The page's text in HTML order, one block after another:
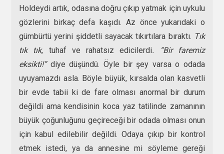
Holdeydi artık, odasına doğru çıkıp yatmak için uykulu
gözlerini birkaç defa kaşıdı. Az önce yukarıdaki o
gümbürtü yerini şiddetli sayacak tıkırtılara bıraktı. Tık
tık tık, tuhaf ve rahatsız edicilerdi. “Bir faremiz
eksikti!”diye düşündü. Öyle bir şey varsa o odada
uyuyamazdı asla. Böyle büyük, kırsalda olan kasvetli
bir evde tabii ki de fare olması anormal bir durum
değildi ama kendisinin koca yaz tatilinde zamanının
büyük çoğunluğunu geçireceği bir odada olması onun
için kabul edilebilir değildi. Odaya çıkıp bir kontrol
etmek istedi, ya da annesine mi söyleme gereği